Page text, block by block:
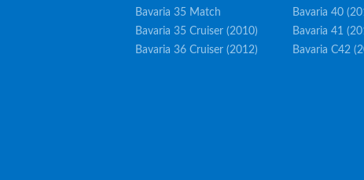
Bavaria 35 Match
Bavaria 35 Cruiser (2010)
Bavaria 36 Cruiser (2012)
Bavaria 40
Bavaria 41
Bavaria C42